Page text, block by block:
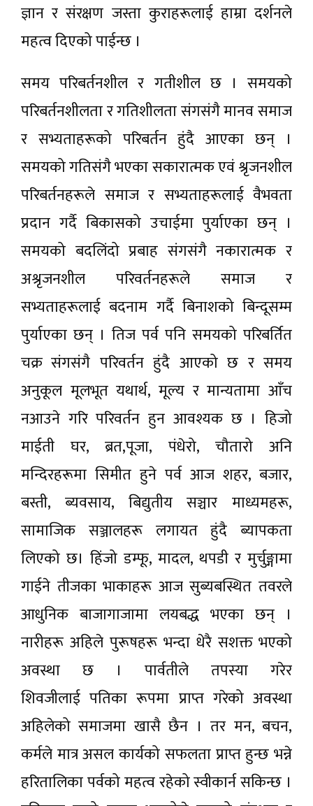
ज्ञान र संरक्षण जस्ता कुराहरूलाई हाम्रा दर्शनले
महत्व दिएको पाईन्छ ।
समय परिबर्तनशील र गतीशील छ । समयको
परिबर्तनशीलता र गतिशीलता संगसंगै मानव समाज
र सभ्यताहरूको परिबर्तन हुंदै आएका छन् ।
समयको गतिसंगै भएका सकारात्मक एवं श्रृजनशील
परिबर्तनहरूले समाज र सभ्यताहरूलाई वैभवता
प्रदान गर्दै बिकासको उचाईमा पुर्याएका छन् ।
समयको बदलिंदो प्रबाह संगसंगै नकारात्मक र
अश्रृजनशील परिवर्तनहरूले समाज र
सभ्यताहरूलाई बदनाम गर्दै बिनाशको बिन्दूसम्म
पुर्याएका छन् । तिज पर्व पनि समयको परिबर्तित
चक्र संगसंगै परिवर्तन हुंदै आएको छ र समय
अनुकूल मूलभूत यथार्थ, मूल्य र मान्यतामा आँच
नआउने गरि परिवर्तन हुन आवश्यक छ । हिजो
माईती घर, ब्रत,पूजा, पंधेरो, चौतारो अनि
मन्दिरहरूमा सिमीत हुने पर्व आज शहर, बजार,
बस्ती, ब्यवसाय, बिद्युतीय सञ्चार माध्यमहरू,
सामाजिक सञ्जालहरू लगायत हुंदै ब्यापकता
लिएको छ। हिंजो डम्फू, मादल, थपडी र मुर्चुङ्गामा
गाईने तीजका भाकाहरू आज सुब्यबस्थित तवरले
आधुनिक बाजागाजामा लयबद्ध भएका छन् ।
नारीहरू अहिले पुरूषहरू भन्दा धेरै सशक्त भएको
अवस्था छ । पार्वतीले तपस्या गरेर
शिवजीलाई पतिका रूपमा प्राप्त गरेको अवस्था
अहिलेको समाजमा खासै छैन । तर मन, बचन,
कर्मले मात्र असल कार्यको सफलता प्राप्त हुन्छ भन्ने
हरितालिका पर्वको महत्व रहेको स्वीकार्न सकिन्छ ।